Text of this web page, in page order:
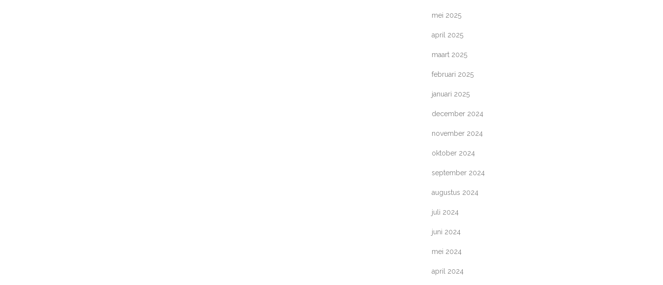
mei 2025
april 2025
maart 2025
februari 2025
januari 2025
december 2024
november 2024
oktober 2024
september 2024
augustus 2024
juli 2024
juni 2024
mei 2024
april 2024